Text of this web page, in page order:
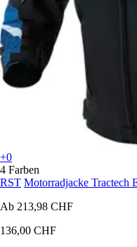
+0
4 Farben
RST Motorradjacke Tractech
Ab 213,98 CHF
136,00 CHF